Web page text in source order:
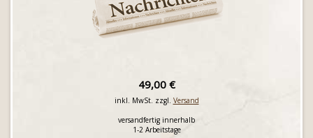
49,00 €
inkl. MwSt. zzgl. Versand
versandfertig innerhalb
1-2 Arbeitstage